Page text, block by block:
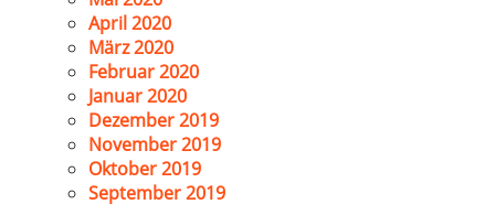
April 2020
März 2020
Februar 2020
Januar 2020
Dezember 2019
November 2019
Oktober 2019
September 2019